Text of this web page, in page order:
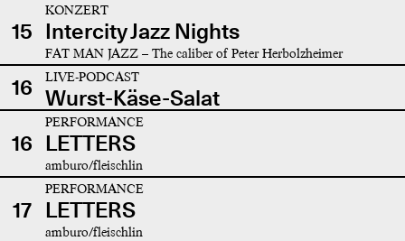
15
KONZERT
Intercity Jazz Nights
FAT MAN JAZZ – The caliber of Peter Herbolzheimer
16 LIVE-PODCAST
Wurst-Käse-Salat
16
PERFORMANCE
LETTERS
amburo/fleischlin
17
PERFORMANCE
LETTERS
amburo/fleischlin